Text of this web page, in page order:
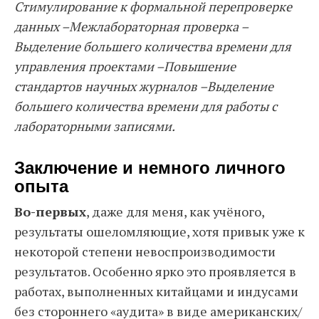
Стимулирование к формальной перепроверке
данных –Межлабораторная проверка –
Выделение большего количества времени для
управления проектами –Повышение
стандартов научных журналов –Выделение
большего количества времени для работы с
лабораторными записями.
Заключение и немного личного
опыта
Во-первых, даже для меня, как учёного,
результаты ошеломляющие, хотя привык уже к
некоторой степени невоспроизводимости
результатов. Особенно ярко это проявляется в
работах, выполненных китайцами и индусами
без стороннего «аудита» в виде американских/